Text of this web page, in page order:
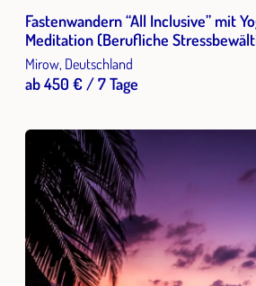
Fastenwandern “All Inclusive” mit
Meditation (Berufliche
Mirow, Deutschland
ab 450 € / 7 Tage